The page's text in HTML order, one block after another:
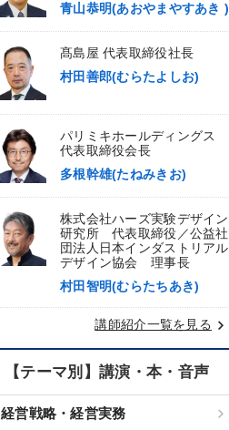
青山恭明(あおやまやすあき )
髙島屋 代表取締役社長
村田善郎(むらたよしお)
パリミキホールディングス
代表取締役会長
多根幹雄(たねみきお)
株式会社ハーズ実験デザイン
研究所 代表取締役／公益社
団法人日本インダストリアル
デザイン協会 理事長
村田智明(むらたちあき)
講師紹介一覧を見る keyboard_arrow_right
【テーマ別】講演・本・音声
経営戦略・経営実務